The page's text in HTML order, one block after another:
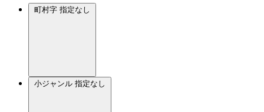
町村字 指定なし
小ジャンル 指定なし